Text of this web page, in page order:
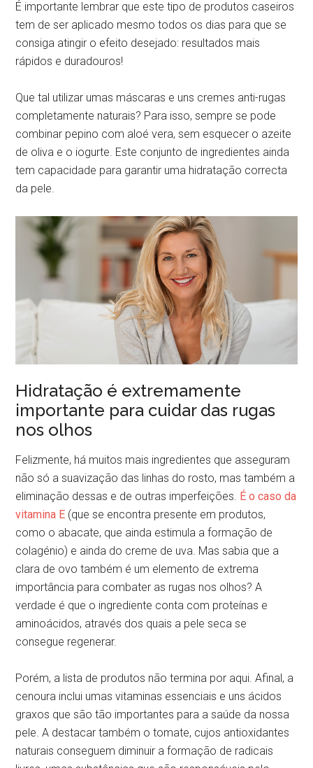
É importante lembrar que este tipo de produtos caseiros
tem de ser aplicado mesmo todos os dias para que se
consiga atingir o efeito desejado: resultados mais
rápidos e duradouros!
Que tal utilizar umas máscaras e uns cremes anti-rugas
completamente naturais? Para isso, sempre se pode
combinar pepino com aloé vera, sem esquecer o azeite
de oliva e o iogurte. Este conjunto de ingredientes ainda
tem capacidade para garantir uma hidratação correcta
da pele.
Hidratação é extremamente
importante para cuidar das rugas
nos olhos
Felizmente, há muitos mais ingredientes que asseguram
não só a suavização das linhas do rosto, mas também a
eliminação dessas e de outras imperfeições. É o caso da
vitamina E (que se encontra presente em produtos,
como o abacate, que ainda estimula a formação de
colagénio) e ainda do creme de uva. Mas sabia que a
clara de ovo também é um elemento de extrema
importância para combater as rugas nos olhos? A
verdade é que o ingrediente conta com proteínas e
aminoácidos, através dos quais a pele seca se
consegue regenerar.
Porém, a lista de produtos não termina por aqui. Afinal, a
cenoura inclui umas vitaminas essenciais e uns ácidos
graxos que são tão importantes para a saúde da nossa
pele. A destacar também o tomate, cujos antioxidantes
naturais conseguem diminuir a formação de radicais